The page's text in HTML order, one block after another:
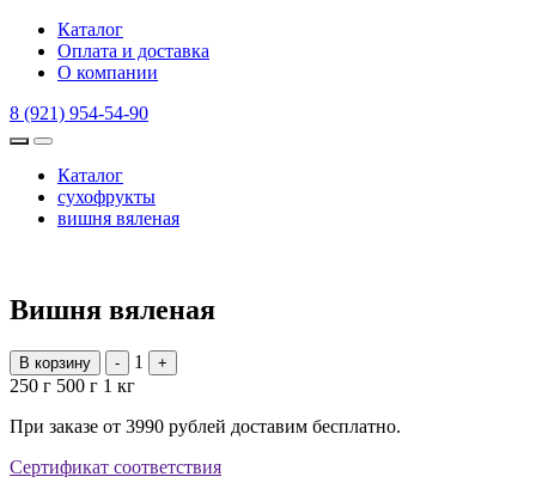
Каталог
Оплата и доставка
О компании
8 (921) 954-54-90
Каталог
сухофрукты
вишня вяленая
Вишня вяленая
В корзину - 1 +
250 г 500 г 1 кг
При заказе от 3990 рублей доставим бесплатно.
Сертификат соответствия